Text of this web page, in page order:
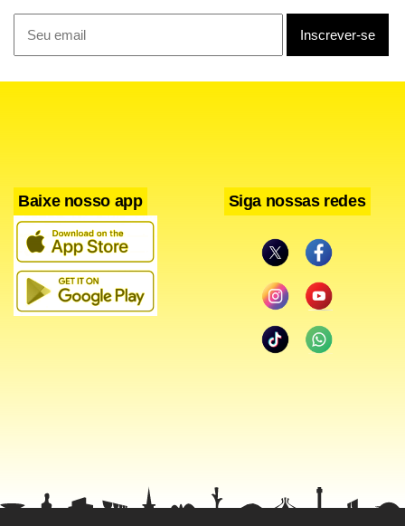
corintiano, Duílio Monteiro Alves, em reunião nesta
segunda-feira (7).
A ideia do Corinthians é adquirir metade dos 70% dos
Baixe nosso app Siga nossas redes